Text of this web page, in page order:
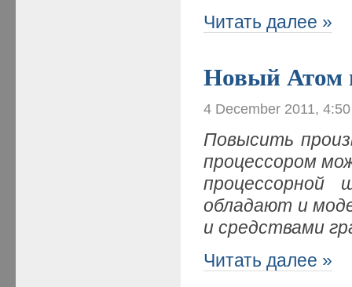
Читать далее »
Новый Атом
4 December 2011,
Повысить
процессором
обладают и
и средствами
Читать далее »